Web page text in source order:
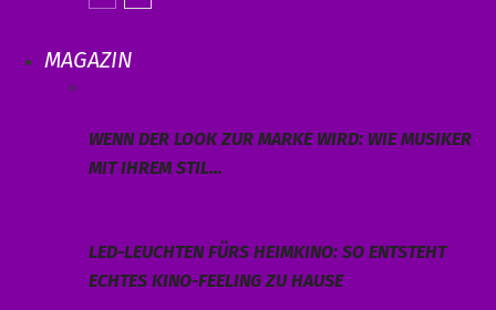
MAGAZIN
WENN DER LOOK ZUR MARKE WIRD: WIE MUSIKER
MIT IHREM STIL…
LED-LEUCHTEN FÜRS HEIMKINO: SO ENTSTEHT
ECHTES KINO-FEELING ZU HAUSE